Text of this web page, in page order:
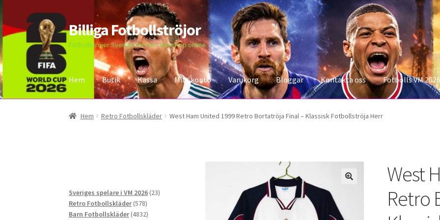
Hoppa
till
navigering
Hoppa
till
innehåll
Billiga Fotbollströjor
Fotbollströjor Sverige för Herr Barn Köp online
Hem Butik Kassa Mitt konto Varukorg Bloggar Kontakta oss Fotbolls VM 2026
Hem Bloggar Butik Kassa Kontakta oss Mitt konto Storleksguiden Varukorg
Hem Retro Fotbollskläder West Ham United 1999 Retro Bortatröja Final – Klassisk Fotbollströja Herr
West
Retro
Sveriges spelare i VM 2026 2323
Retro Fotbollskläder 578578
produkter
Barn Fotbollskläder 48324832